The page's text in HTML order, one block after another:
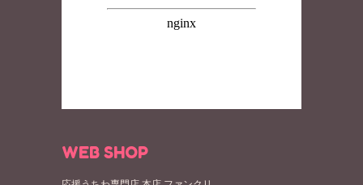
WEB SHOP